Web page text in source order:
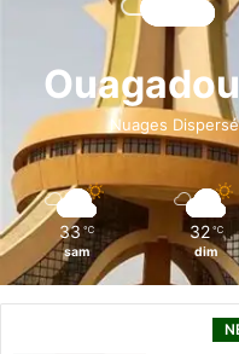
b
o
k
Nuages
33 ℃
sam
32 ℃
dim